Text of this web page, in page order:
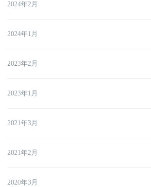
2024年2月
2024年1月
2023年2月
2023年1月
2021年3月
2021年2月
2020年3月